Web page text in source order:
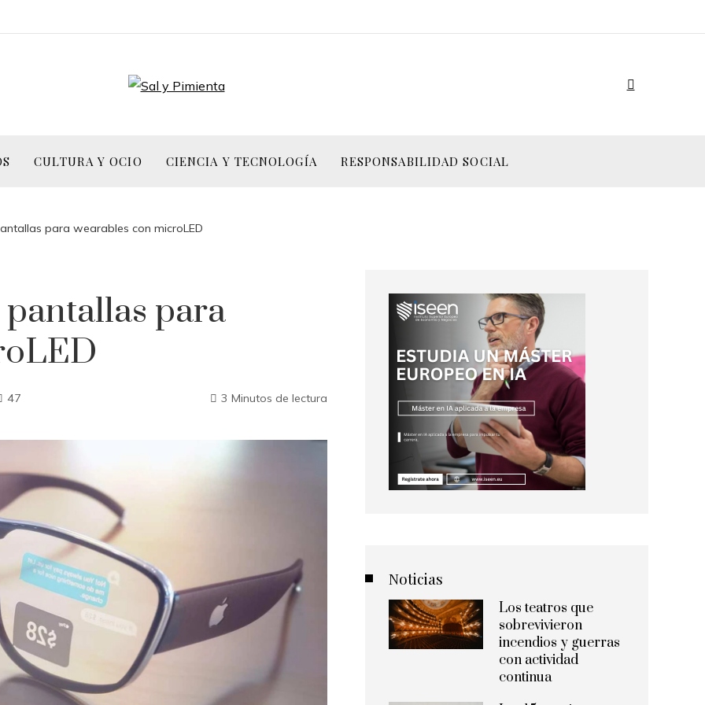
CULTURA Y OCIO CIENCIA Y TECNOLOGÍA RESPONSABILIDAD SOCIAL
para wearables con microLED
para
47 3 Minutos de lectura
Noticias
Los teatros que
sobrevivieron
incendios y guerras
con actividad
continua